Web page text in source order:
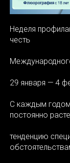
Неделя
честь
29 января — 4
С каждым годом
постоянно
тенденцию